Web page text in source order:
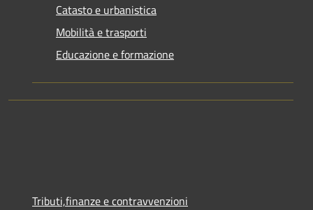
Catasto e urbanistica
Mobilità e trasporti
Educazione e formazione
Tributi,finanze e contravvenzioni